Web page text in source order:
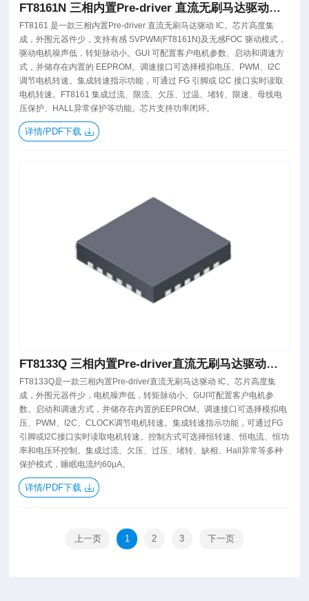
FT8161N 三相内置Pre-driver 直流无刷马达驱动芯
片
FT8161 是一款三相内置Pre-driver 直流无刷马达驱动 IC。芯片高度集
成，外围元器件少，支持有感 SVPWM(FT8161N)及无感FOC 驱动模式，
驱动电机噪声低，转矩脉动小。GUI 可配置客户电机参数、启动和调速方
式，并储存在内置的 EEPROM。调速接口可选择模拟电压、PWM、I2C
调节电机转速。集成转速指示功能，可通过 FG 引脚或 I2C 接口实时读取
电机转速。FT8161 集成过流、限流、欠压、过温、堵转、限速、母线电
压保护、HALL异常保护等功能。芯片支持功率闭环。
详情/PDF下载
FT8133Q 三相内置Pre-driver直流无刷马达驱动芯
片
FT8133Q是一款三相内置Pre-driver直流无刷马达驱动 IC。芯片高度集
成，外围元器件少，电机噪声低，转矩脉动小。GUI可配置客户电机参
数、启动和调速方式，并储存在内置的EEPROM。调速接口可选择模拟电
压、PWM、I2C、CLOCK调节电机转速。集成转速指示功能，可通过FG
引脚或I2C接口实时读取电机转速。控制方式可选择恒转速、恒电流、恒功
率和电压环控制。集成过流、欠压、过压、堵转、缺相、Hall异常等多种
保护模式，睡眠电流约60μA。
详情/PDF下载
上一页 1 2 3 下一页